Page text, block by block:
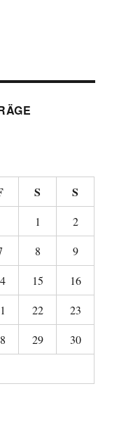
S S
1
2
8
9
15
16
22
23
29
30